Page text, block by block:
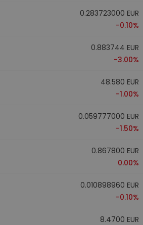
0.283723000 EUR
-0.10%
0.883744 EUR
-3.00%
48.580 EUR
-1.00%
0.059777000 EUR
-1.50%
0.867800 EUR
0.00%
0.010898960 EUR
-0.10%
8.4700 EUR